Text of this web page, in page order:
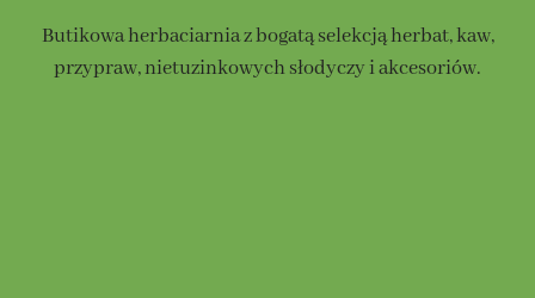
Butikowa herbaciarnia z bogatą selekcją herbat, kaw,
przypraw, nietuzinkowych słodyczy i akcesoriów.